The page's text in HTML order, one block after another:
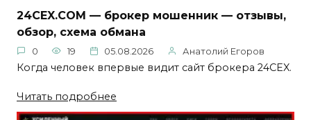
24CEX.COM — брокер мошенник — отзывы,
обзор, схема обмана
0 19 05.08.2026 Анатолий Егоров
Когда человек впервые видит сайт брокера 24CEX.
Читать подробнее